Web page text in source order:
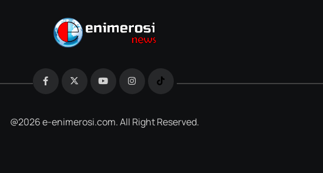
@2026 e-enimerosi.com. All Right Reserved.